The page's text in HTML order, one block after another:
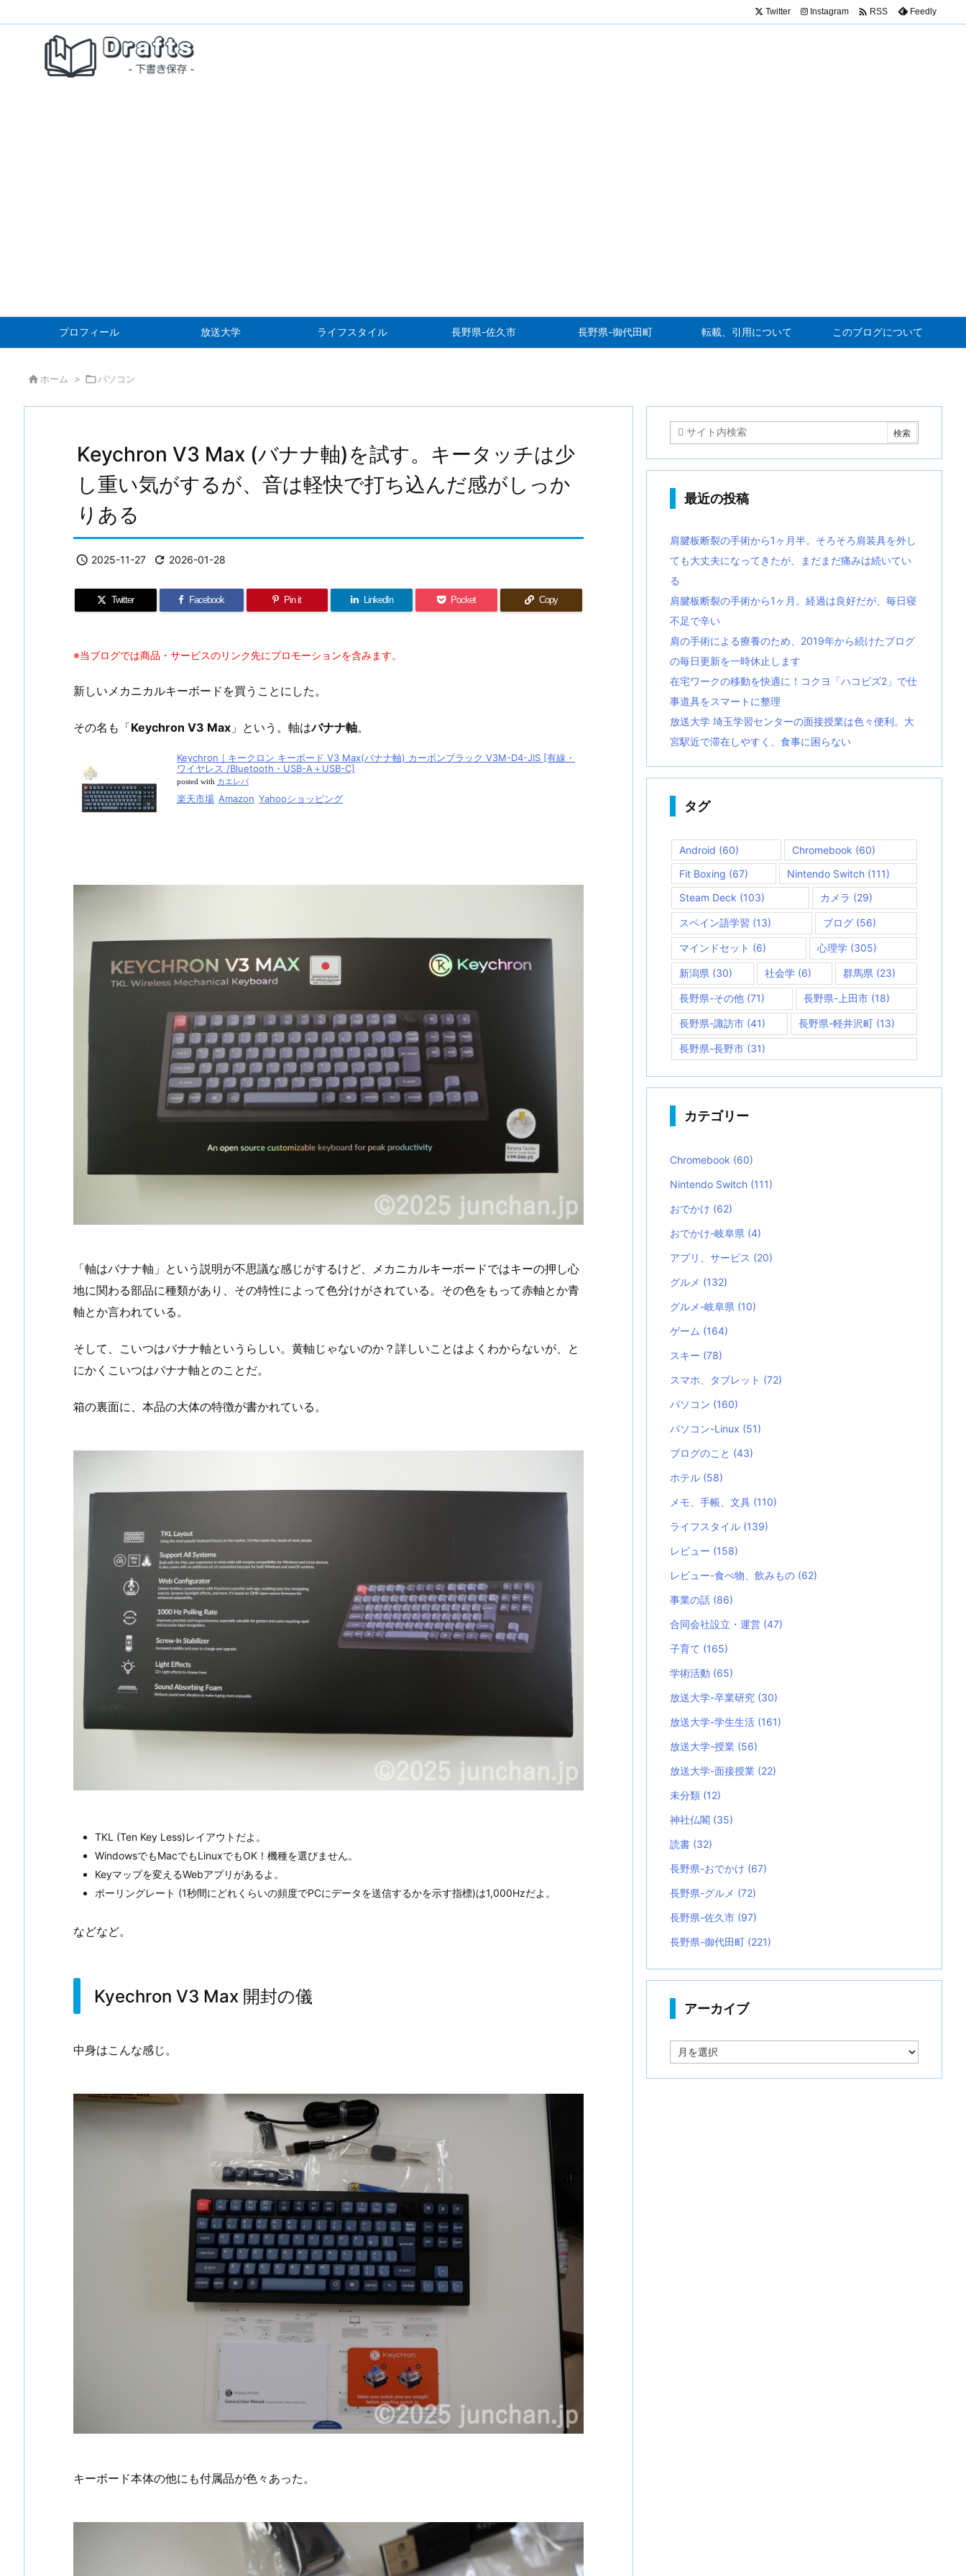
プロフィール 放送大学 ライフスタイル 長野県-佐久市 長野県-御代田町 転載、引用について このブログについて
Twitter Instagram  RSS Feedly
 ホーム > パソコン
Keychron V3 Max (バナナ軸)を試す。キータッチは少
し重い気がするが、音は軽快で打ち込んだ感がしっか
りある
 2025-11-27  2026-01-28
Twitter Facebook Pin it LinkedIn Pocket Copy
※当ブログでは商品・サービスのリンク先にプロモーションを含みます。
新しいメカニカルキーボードを買うことにした。
その名も「Keychron V3 Max 」という。軸はバナナ軸。
Keychron｜キークロン キーボード V3 Max(バナナ軸) カーボンブラック V3M-D4-JIS [有線・
ワイヤレス /Bluetooth・USB-A＋USB-C]
posted with カエレバ
楽天市場 Amazon Yahooショッピング
「軸はバナナ軸」という説明が不思議な感じがするけど、メカニカルキーボードではキーの押し心
地に関わる部品に種類があり、その特性によって色分けがされている。その色をもって赤軸とか青
軸とか言われている。
そして、こいつはバナナ軸というらしい。黄軸じゃないのか？詳しいことはよくわからないが、と
にかくこいつはバナナ軸とのことだ。
箱の裏面に、本品の大体の特徴が書かれている。
TKL (Ten Key Less)レイアウトだよ。
WindowsでもMacでもLinuxでもOK！機種を選びません。
Keyマップを変えるWebアプリがあるよ。
ポーリングレート (1秒間にどれくらいの頻度でPCにデータを送信するかを示す指標)は1,000Hzだよ。
などなど。
Kyechron V3 Max 開封の儀
中身はこんな感じ。
キーボード本体の他にも付属品が色々あった。
最近の投稿
肩腱板断裂の手術から1ヶ月半。そろそろ肩装具を外し
ても大丈夫になってきたが、まだまだ痛みは続いてい
る
肩腱板断裂の手術から1ヶ月。経過は良好だが、毎日寝
不足で辛い
肩の手術による療養のため、2019年から続けたブログ
の毎日更新を一時休止します
在宅ワークの移動を快適に！コクヨ「ハコビズ2」で仕
事道具をスマートに整理
放送大学 埼玉学習センターの面接授業は色々便利。大
宮駅近で滞在しやすく、食事に困らない
タグ
Android (60) Chromebook (60)
Fit Boxing (67) Nintendo Switch(111)
Steam Deck (103) カメラ (29)
スペイン語学習 (13) ブログ (56)
マインドセット (6) 心理学 (305)
新潟県 (30) 社会学(6) 群馬県 (23)
長野県-その他 (71) 長野県-上田市(18)
長野県-諏訪市 (41) 長野県-軽井沢町 (13)
長野県-長野市 (31)
カテゴリー
Chromebook (60)
Nintendo Switch (111)
おでかけ (62)
おでかけ-岐阜県 (4)
アプリ、サービス (20)
グルメ (132)
グルメ-岐阜県 (10)
ゲーム (164)
スキー (78)
スマホ、タブレット (72)
パソコン (160)
パソコン-Linux (51)
ブログのこと (43)
ホテル (58)
メモ、手帳、文具 (110)
ライフスタイル (139)
レビュー (158)
レビュー-食べ物、飲みもの (62)
事業の話 (86)
合同会社設立・運営 (47)
子育て (165)
学術活動 (65)
放送大学-卒業研究 (30)
放送大学-学生生活 (161)
放送大学-授業 (56)
放送大学-面接授業 (22)
未分類 (12)
神社仏閣 (35)
読書 (32)
長野県-おでかけ (67)
長野県-グルメ (72)
長野県-佐久市 (97)
長野県-御代田町 (221)
アーカイブ
ー